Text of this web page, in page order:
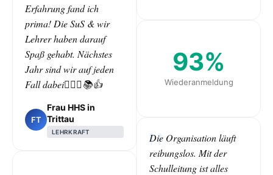
Erfahrung fand ich
prima! Die SuS & wir
Lehrer haben darauf
Spaß gehabt. Nächstes
Jahr sind wir auf jeden
Fall dabei🙋🏻‍♀️📚👍
FT
Frau HHS in
Trittau
LEHRKRAFT
93%
Wiederanmeldung
Die Organisation läuft
reibungslos. Mit der
Schulleitung ist alles